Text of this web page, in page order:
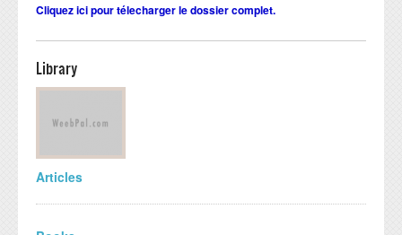
Cliquez ici pour télecharger le dossier complet.
Library
Articles